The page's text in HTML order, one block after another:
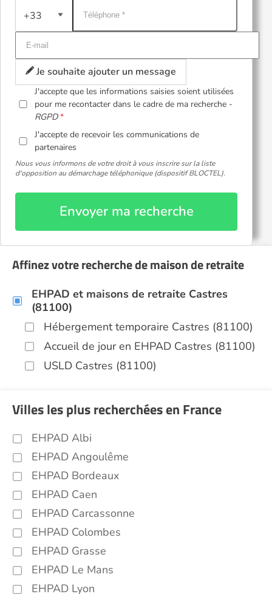
+33
Je souhaite ajouter un message
J'accepte que les informations saisies soient utilisées
pour me recontacter dans le cadre de ma recherche -
RGPD
J'accepte de recevoir les communications de
partenaires
Nous vous informons de votre droit à vous inscrire sur la liste
d'opposition au démarchage téléphonique (dispositif BLOCTEL).
Envoyer ma recherche
Affinez votre recherche de maison de retraite
EHPAD et maisons de retraite Castres
(81100)
Hébergement temporaire Castres (81100)
Accueil de jour en EHPAD Castres (81100)
USLD Castres (81100)
Villes les plus recherchées en France
EHPAD Albi
EHPAD Angoulême
EHPAD Bordeaux
EHPAD Caen
EHPAD Carcassonne
EHPAD Colombes
EHPAD Grasse
EHPAD Le Mans
EHPAD Lyon